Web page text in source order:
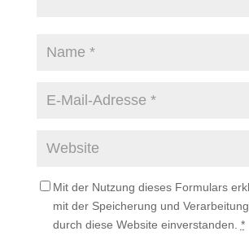
Mit der Nutzung dieses Formulars
mit der Speicherung und
durch diese Website einverstanden. *